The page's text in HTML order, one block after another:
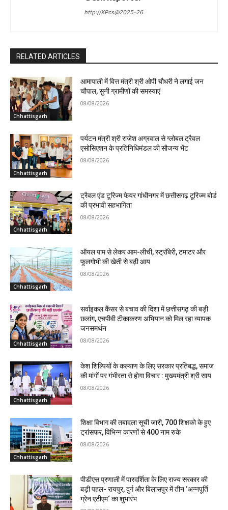
http://KPcs@2025-26
RELATED ARTICLES
Chhattisgarh
आमापाली में वित्त मंत्री श्री ओपी चौधरी ने लगाई जन
चौपाल, सुनी ग्रामीणों की समस्याएं
08/08/2026
Chhattisgarh
पर्यटन मंत्री श्री राजेश अग्रवाल से ग्लोबल ट्रैवल
एसोसिएशन के प्रतिनिधिमंडल की सौजन्य भेंट
08/08/2026
Chhattisgarh
ट्रैवल एंड टूरिज्म फेयर गांधीनगर में छत्तीसगढ़ टूरिज्म बोर्ड
की प्रभावी सहभागिता
08/08/2026
Chhattisgarh
ऑयल पाम से लेकर आम-लीची, स्ट्रॉबेरी, टमाटर और
फूलगोभी की खेती से बढ़ी आय
08/08/2026
Chhattisgarh
सर्वाइकल कैंसर से बचाव की दिशा में छत्तीसगढ़ की बड़ी
छलांग, एचपीवी टीकाकरण अभियान को मिल रहा व्यापक
जनसमर्थन
08/08/2026
Chhattisgarh
केश शिल्पियों के कल्याण के लिए सरकार प्रतिबद्ध, समाज
की मांगों पर गंभीरता से होगा विचार : मुख्यमंत्री श्री साय
08/08/2026
Chhattisgarh
शिक्षा विभाग की तबादला सूची जारी, 700 शिक्षको के हुए
ट्रांसफर, विभिन्न कारणों से 400 नाम रुके
08/08/2026
पीडीएस प्रणाली में पारदर्शिता के लिए राज्य सरकार की
बड़ी पहल- रायपुर, दुर्ग और बिलासपुर में तीन ‘अन्नपूर्ति
ग्रेन एटीएम‘ का शुभारंभ